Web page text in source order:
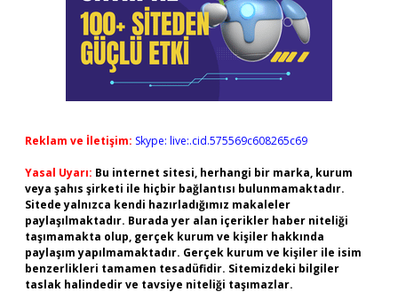
Reklam ve İletişim: Skype: live:.cid.575569c608265c69
Yasal Uyarı: Bu internet sitesi, herhangi bir marka, kurum
veya şahıs şirketi ile hiçbir bağlantısı bulunmamaktadır.
Sitede yalnızca kendi hazırladığımız makaleler
paylaşılmaktadır. Burada yer alan içerikler haber niteliği
taşımamakta olup, gerçek kurum ve kişiler hakkında
paylaşım yapılmamaktadır. Gerçek kurum ve kişiler ile isim
benzerlikleri tamamen tesadüfidir. Sitemizdeki bilgiler
taslak halindedir ve tavsiye niteliği taşımazlar.